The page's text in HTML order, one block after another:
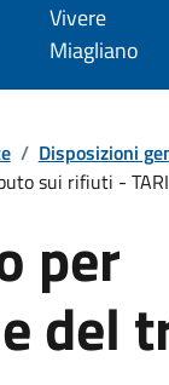
Vivere
Miagliano
/ Disposizioni
sui rifiuti - TARI
per
del